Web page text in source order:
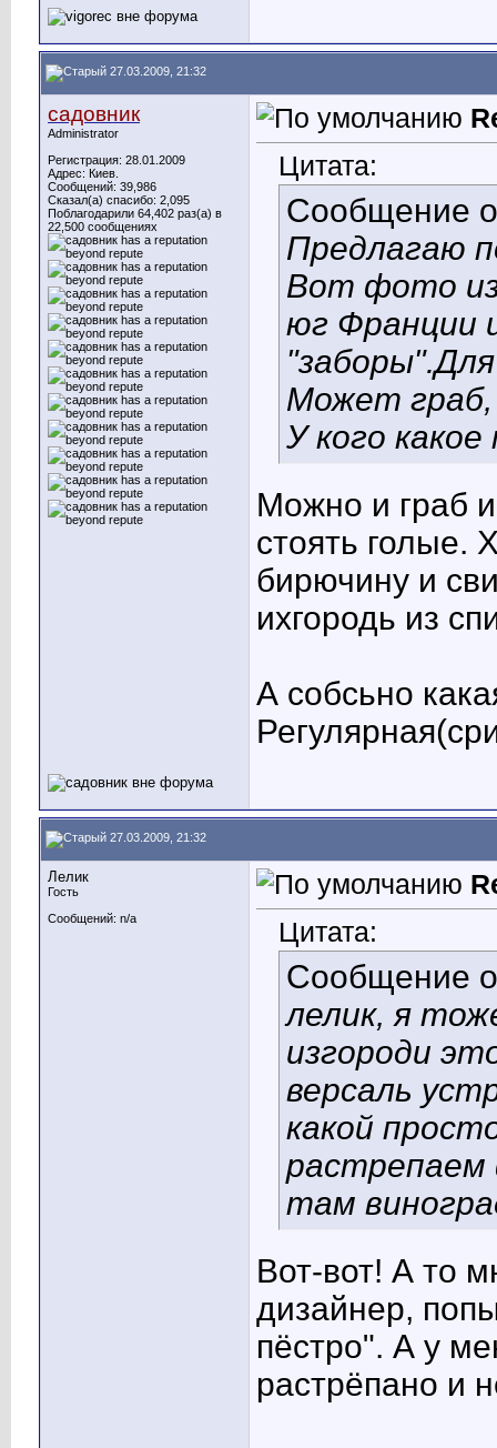
27.03.2009, 21:32
садовник
Administrator
Регистрация: 28.01.2009
Адрес: Киев.
Сообщений: 39,986
Сказал(а) спасибо: 2,095
Поблагодарили 64,402 раз(а) в
22,500 сообщениях
Цитата:
Сообщение
Предлагаю
Вот фото
юг Франции
Может граб,
У кого
Можно и граб
стоять голые.
бирючину и
ихгородь из
А собсьно
27.03.2009, 21:32
Лелик
Гость
Сообщений: n/a
Цитата:
Сообщение
лелик, я
изгороди
версаль
какой
растрепаем
там
Вот-вот! А то
дизайнер,
пёстро". А у
растрёпано и